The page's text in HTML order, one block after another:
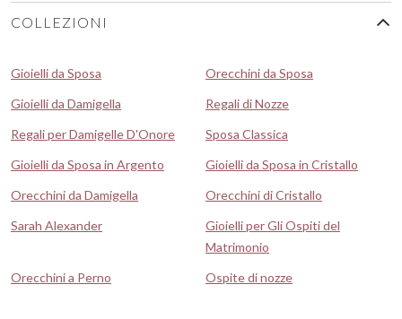
COLLEZIONI
Gioielli da Sposa
Orecchini da Sposa
Gioielli da Damigella
Regali di Nozze
Regali per Damigelle D'Onore
Sposa Classica
Gioielli da Sposa in Argento
Gioielli da Sposa in Cristallo
Orecchini da Damigella
Orecchini di Cristallo
Sarah Alexander
Gioielli per Gli Ospiti del
Matrimonio
Orecchini a Perno
Ospite di nozze